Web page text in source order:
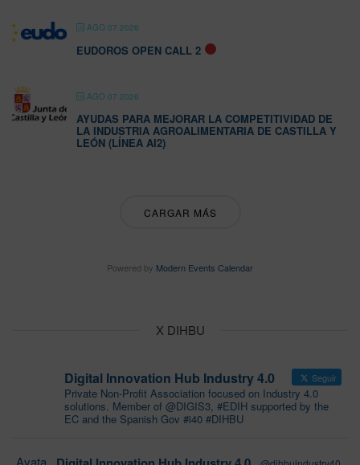
AGO 07 2026
EUDOROS OPEN CALL 2
AGO 07 2026
AYUDAS PARA MEJORAR LA COMPETITIVIDAD DE
LA INDUSTRIA AGROALIMENTARIA DE CASTILLA Y
LEÓN (LÍNEA AI2)
CARGAR MÁS
Powered by Modern Events Calendar
X DIHBU
Digital Innovation Hub Industry 4.0 Seguir
Private Non-Profit Association focused on Industry 4.0
solutions. Member of @DIGIS3, #EDIH supported by the
EC and the Spanish Gov #i40 #DIHBU
Avata